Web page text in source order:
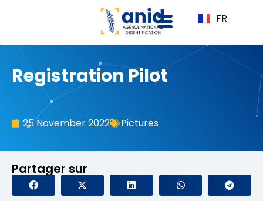
FR
Registration Pilot
25 November 2022 Pictures
Partager sur